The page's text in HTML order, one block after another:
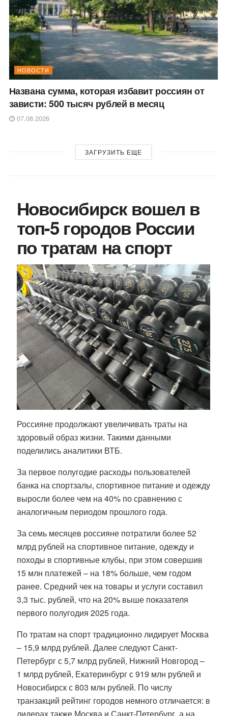
НОВОСТИ
Названа сумма, которая избавит россиян от
зависти: 500 тысяч рублей в месяц
07.08.2026
ЗАГРУЗИТЬ ЕЩЕ
Новосибирск вошел в
топ-5 городов России
по тратам на спорт
Россияне продолжают увеличивать траты на
здоровый образ жизни. Такими данными
поделились аналитики ВТБ.
За первое полугодие расходы пользователей
банка на спортзалы, спортивное питание и одежду
выросли более чем на 40% по сравнению с
аналогичным периодом прошлого года.
За семь месяцев россияне потратили более 52
млрд рублей на спортивное питание, одежду и
походы в спортивные клубы, при этом совершив
15 млн платежей – на 18% больше, чем годом
ранее. Средний чек на товары и услуги составил
3,3 тыс. рублей, что на 20% выше показателя
первого полугодия 2025 года.
По тратам на спорт традиционно лидирует Москва
– 15,9 млрд рублей. Далее следуют Санкт-
Петербург с 5,7 млрд рублей, Нижний Новгород –
1 млрд рублей, Екатеринбург с 919 млн рублей и
Новосибирск с 803 млн рублей. По числу
транзакций рейтинг городов немного отличается: в